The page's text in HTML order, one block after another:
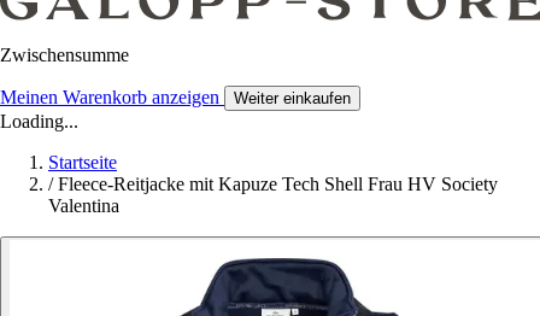
Zwischensumme
Meinen Warenkorb anzeigen Weiter einkaufen
Loading...
Startseite
/ Fleece-Reitjacke mit Kapuze Tech Shell Frau HV Society
Valentina